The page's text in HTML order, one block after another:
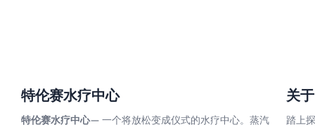
特伦赛水疗中心
特伦赛水疗中心— 一个将放松变成仪式的水疗中心。蒸汽
关
踏上